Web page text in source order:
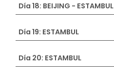
Día 18: BEIJING - ESTAMBUL
Día 19: ESTAMBUL
Día 20: ESTAMBUL